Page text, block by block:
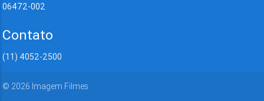
06472-002
Contato
(11) 4052-2500
© 2026 Imagem Filmes